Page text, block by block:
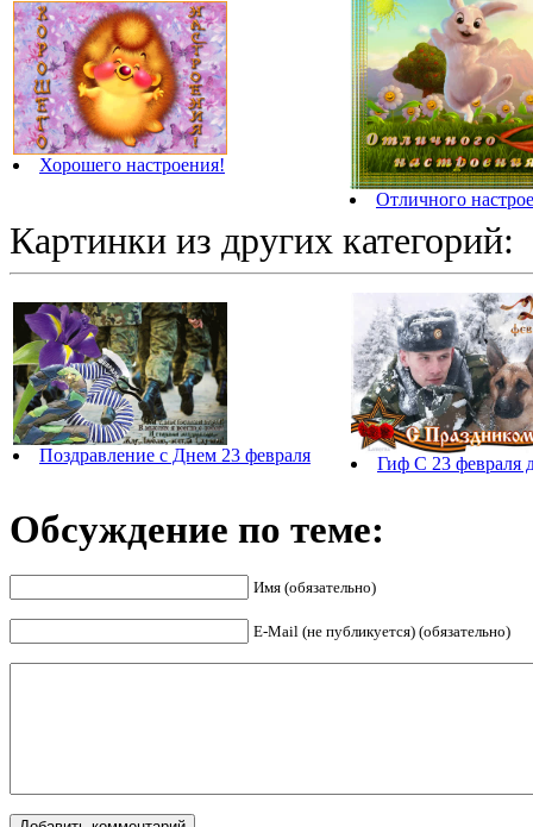
Хорошего настроения!
Отличного
Картинки из других категорий:
Поздравление с Днем 23 февраля Гиф С 23 февраля
Обсуждение по теме:
Имя (обязательно)
E-Mail (не публикуется) (обязательно)